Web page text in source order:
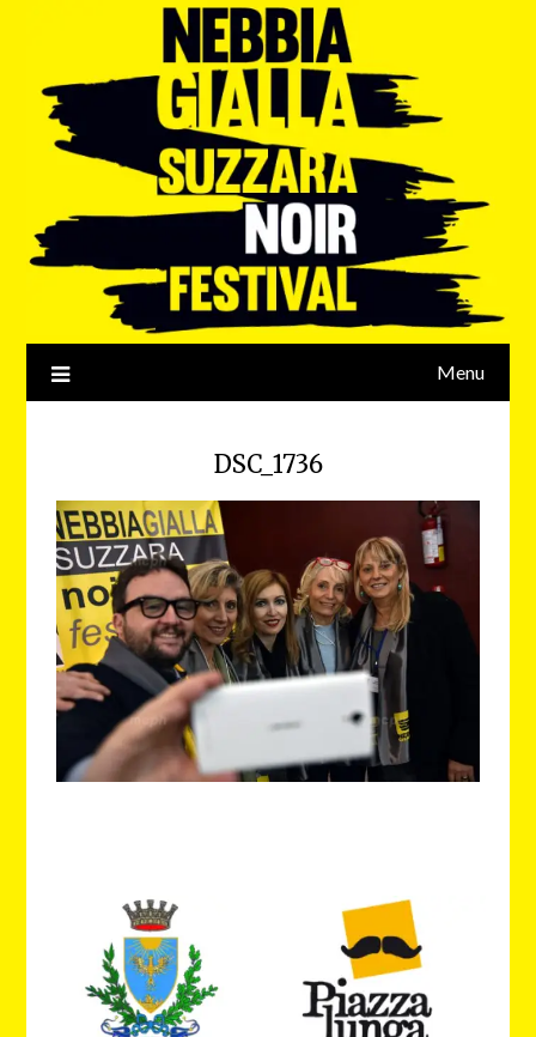
Menu
DSC_1736